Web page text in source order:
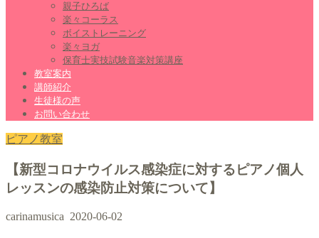
親子ひろば
楽々コーラス
ボイストレーニング
楽々ヨガ
保育士実技試験音楽対策講座
教室案内
講師紹介
生徒様の声
お問い合わせ
ピアノ教室
【新型コロナウイルス感染症に対するピアノ個人
レッスンの感染防止対策について】
carinamusica 2020-06-02